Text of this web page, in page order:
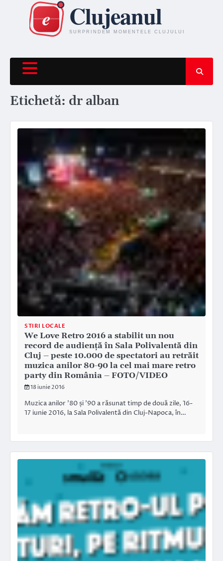
content
Etichetă: dr alban
STIRI LOCALE
We Love Retro 2016 a stabilit un nou
record de audiență în Sala Polivalentă din
Cluj – peste 10.000 de spectatori au retrăit
muzica anilor 80-90 la cel mai mare retro
party din România – FOTO/VIDEO
18 iunie 2016
Muzica anilor ’80 și ’90 a răsunat timp de două zile, 16-
17 iunie 2016, la Sala Polivalentă din Cluj-Napoca, în…